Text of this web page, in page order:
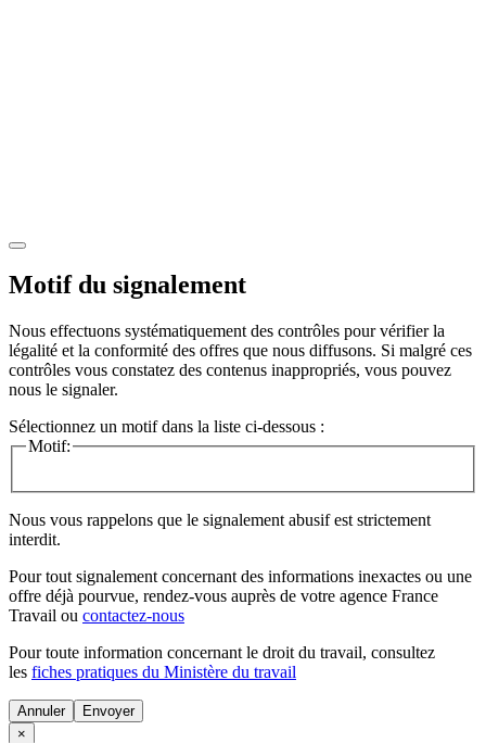
Motif du signalement
Nous effectuons systématiquement des contrôles pour vérifier la
légalité et la conformité des offres que nous diffusons. Si malgré ces
contrôles vous constatez des contenus inappropriés, vous pouvez
nous le signaler.
Sélectionnez un motif dans la liste ci-dessous :
Motif:
Nous vous rappelons que le signalement abusif est strictement
interdit.
Pour tout signalement concernant des informations inexactes ou une
offre déjà pourvue, rendez-vous auprès de votre agence France
Travail ou contactez-nous
Pour toute information concernant le droit du travail, consultez
les fiches pratiques du Ministère du travail
Annuler
×